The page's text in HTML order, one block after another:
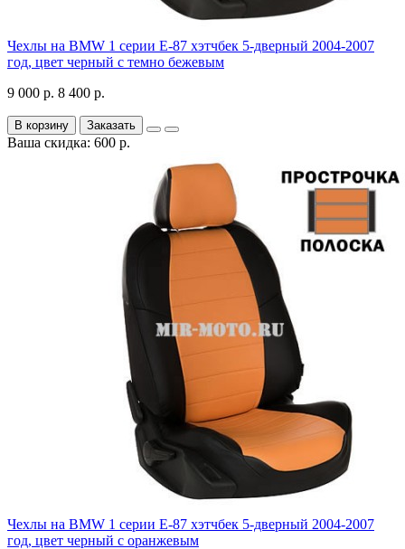
Чехлы на BMW 1 серии Е-87 хэтчбек 5-дверный 2004-2007
год, цвет черный с темно бежевым
9 000 р. 8 400 р.
В корзину Заказать
Ваша скидка: 600 р.
Чехлы на BMW 1 серии Е-87 хэтчбек 5-дверный 2004-2007
год, цвет черный с оранжевым